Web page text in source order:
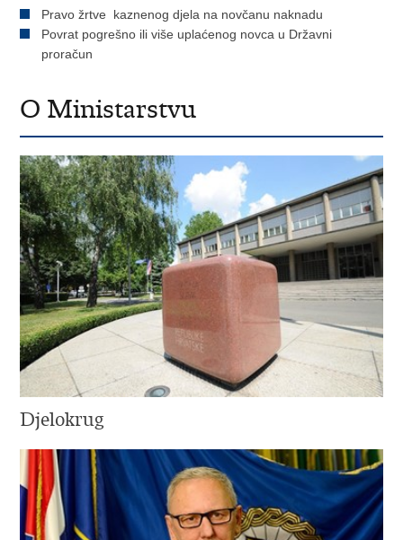
Pravo žrtve kaznenog djela na novčanu naknadu
Povrat pogrešno ili više uplaćenog novca u Državni
proračun
O Ministarstvu
Djelokrug